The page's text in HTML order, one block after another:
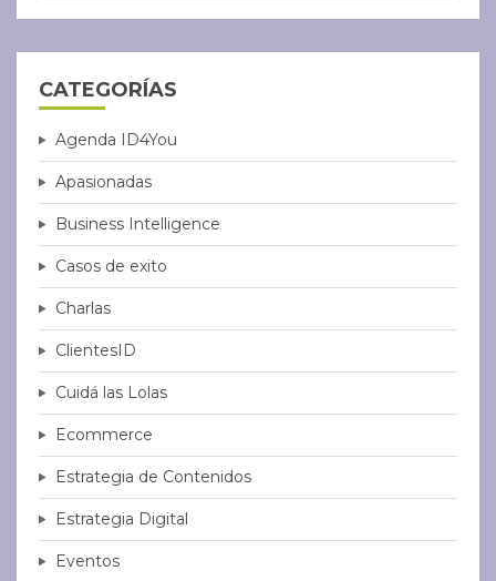
CATEGORÍAS
Agenda ID4You
Apasionadas
Business Intelligence
Casos de exito
Charlas
ClientesID
Cuidá las Lolas
Ecommerce
Estrategia de Contenidos
Estrategia Digital
Eventos